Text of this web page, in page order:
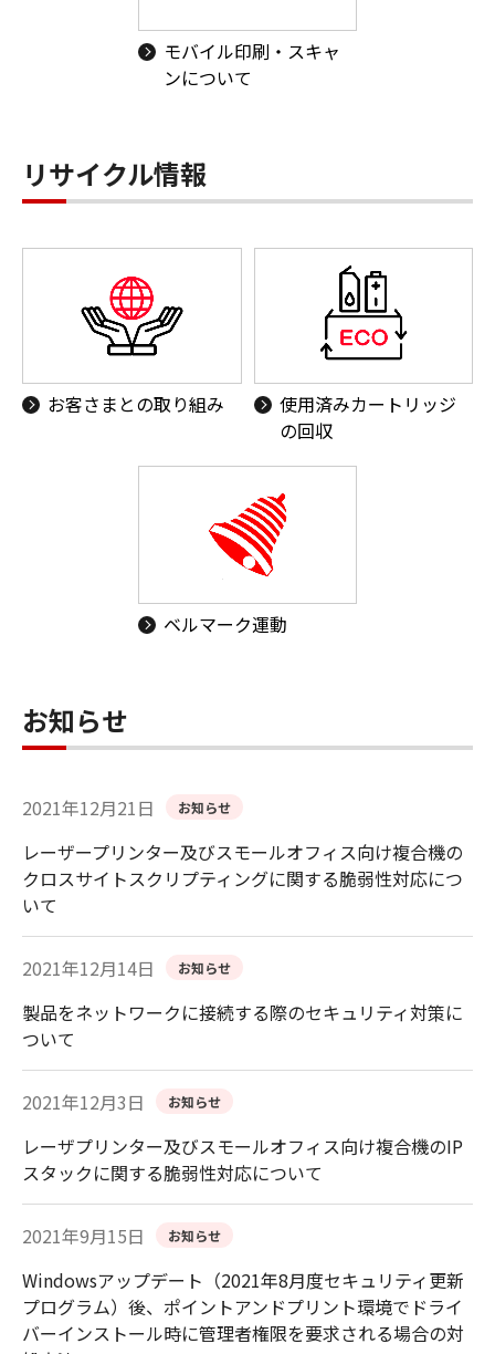
モバイル印刷・スキャ
ンについて
リサイクル情報
お客さまとの取り組み
使用済みカートリッジ
の回収
ベルマーク運動
お知らせ
2021年12月21日 お知らせ
レーザープリンター及びスモールオフィス向け複合機の
クロスサイトスクリプティングに関する脆弱性対応につ
いて
2021年12月14日 お知らせ
製品をネットワークに接続する際のセキュリティ対策に
ついて
2021年12月3日 お知らせ
レーザプリンター及びスモールオフィス向け複合機のIP
スタックに関する脆弱性対応について
2021年9月15日 お知らせ
Windowsアップデート（2021年8月度セキュリティ更新
プログラム）後、ポイントアンドプリント環境でドライ
バーインストール時に管理者権限を要求される場合の対